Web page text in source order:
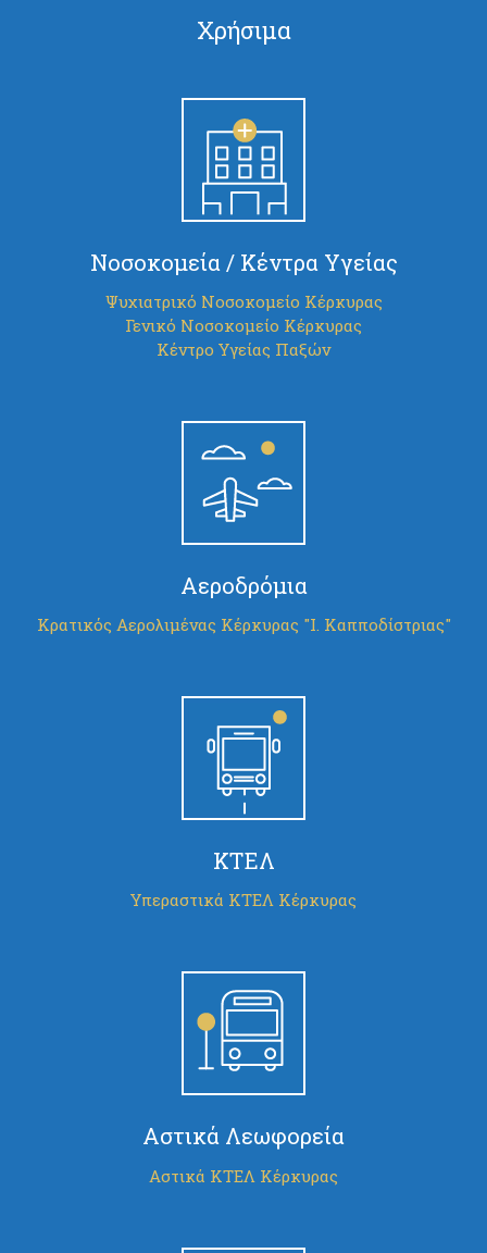
Χρήσιμα
Νοσοκομεία / Κέντρα Υγείας
Ψυχιατρικό Νοσοκομείο Κέρκυρας
Γενικό Νοσοκομείο Κέρκυρας
Κέντρο Υγείας Παξών
Αεροδρόμια
Κρατικός Αερολιμένας Κέρκυρας "Ι. Καπποδίστριας"
ΚΤΕΛ
Υπεραστικά ΚΤΕΛ Κέρκυρας
Αστικά Λεωφορεία
Αστικά ΚΤΕΛ Κέρκυρας